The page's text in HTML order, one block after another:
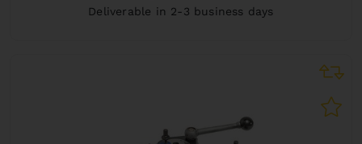
Deliverable in 2-3 business days